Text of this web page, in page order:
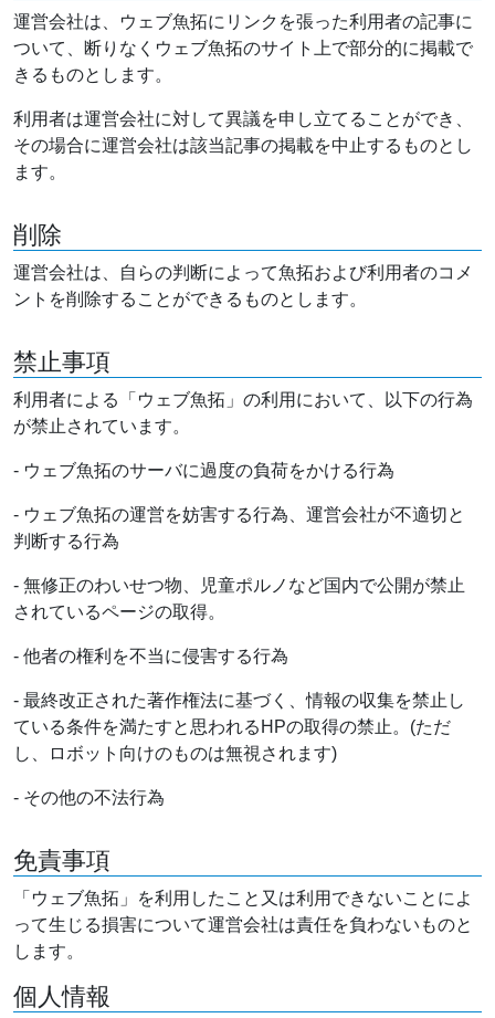
運営会社は、ウェブ魚拓にリンクを張った利用者の記事に
ついて、断りなくウェブ魚拓のサイト上で部分的に掲載で
きるものとします。
利用者は運営会社に対して異議を申し立てることができ、
その場合に運営会社は該当記事の掲載を中止するものとし
ます。
削除
運営会社は、自らの判断によって魚拓および利用者のコメ
ントを削除することができるものとします。
禁止事項
利用者による「ウェブ魚拓」の利用において、以下の行為
が禁止されています。
- ウェブ魚拓のサーバに過度の負荷をかける行為
- ウェブ魚拓の運営を妨害する行為、運営会社が不適切と
判断する行為
- 無修正のわいせつ物、児童ポルノなど国内で公開が禁止
されているページの取得。
- 他者の権利を不当に侵害する行為
- 最終改正された著作権法に基づく、情報の収集を禁止し
ている条件を満たすと思われるHPの取得の禁止。(ただ
し、ロボット向けのものは無視されます)
- その他の不法行為
免責事項
「ウェブ魚拓」を利用したこと又は利用できないことによ
って生じる損害について運営会社は責任を負わないものと
します。
個人情報